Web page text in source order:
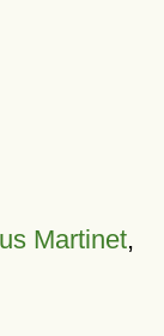
Martinet,